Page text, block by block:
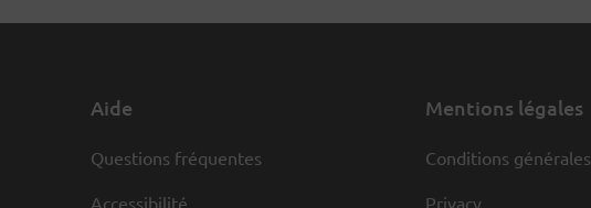
Aide
Questions fréquentes
Accessibilité
Mentions légales
Conditions générales
Privacy